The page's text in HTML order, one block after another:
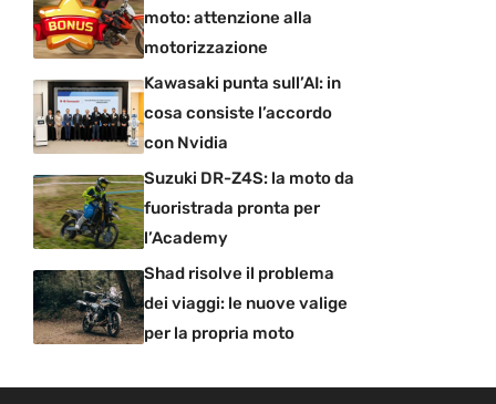
moto: attenzione alla
motorizzazione
Kawasaki punta sull’AI: in
cosa consiste l’accordo
con Nvidia
Suzuki DR-Z4S: la moto da
fuoristrada pronta per
l’Academy
Shad risolve il problema
dei viaggi: le nuove valige
per la propria moto